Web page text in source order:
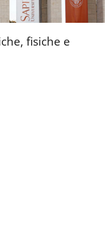
fisiche e